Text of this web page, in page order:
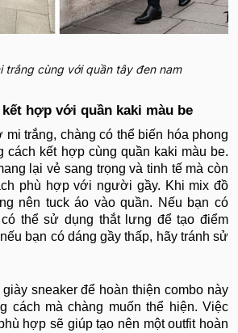
trắng cùng với quần tây đen nam
hợp với quần kaki màu be
trắng, chàng có thể biến hóa phong
cách kết hợp cùng quần kaki màu be.
lại vẻ sang trọng và tinh tế mà còn
phù hợp với người gầy. Khi mix đồ
nên tuck áo vào quần. Nếu bạn có
thể sử dụng thắt lưng để tạo điểm
bạn có dáng gầy thấp, hãy tránh sử
sneaker để hoàn thiện combo này
cách mà chàng muốn thể hiện. Việc
hợp sẽ giúp tạo nên một outfit hoàn